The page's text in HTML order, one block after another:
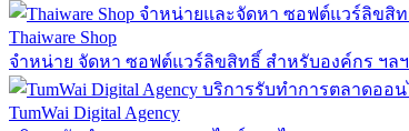
Thaiware Shop
จำหน่าย จัดหา ซอฟต์แวร์ลิขสิทธิ์ สำหรับองค์กร ฯลฯ
TumWai Digital Agency